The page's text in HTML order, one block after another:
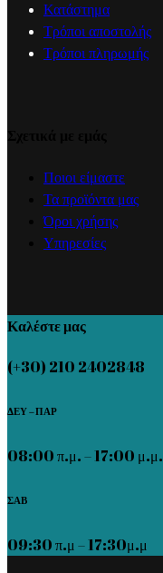
Κατάστημα
Τρόποι αποστολής
Τρόποι πληρωμής
Ποιοι είμαστε
Τα προϊόντα μας
Όροι χρήσης
Υπηρεσίες
Καλέστε μας
(+30) 210 2402848
ΔΕΥ – ΠΑΡ
08:00 π.μ. – 17:00 μ.μ.
ΣΑΒ
09:30 π.μ – 17:30μ.μ